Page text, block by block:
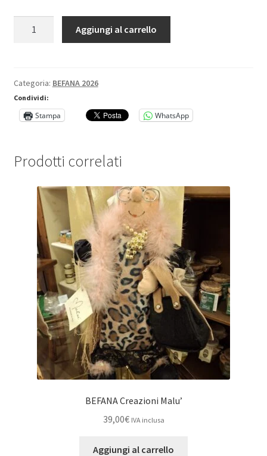
Aggiungi al carrello
Categoria: BEFANA 2026
Condividi:
Stampa WhatsApp
Prodotti correlati
BEFANA Creazioni Malu’
39,00€ IVA inclusa
Aggiungi al carrello